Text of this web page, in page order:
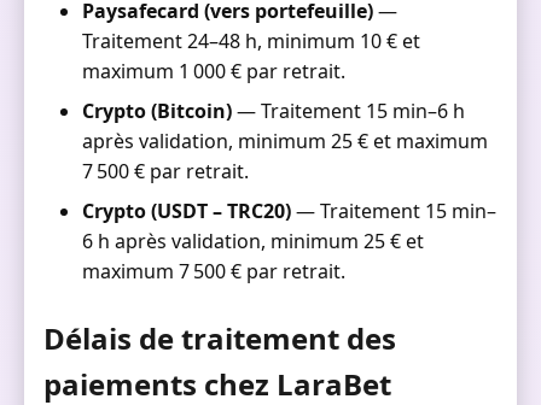
Paysafecard (vers portefeuille)—
Traitement 24–48 h, minimum 10 € et
maximum 1 000 € par retrait.
Crypto (Bitcoin)— Traitement 15 min–6 h
après validation, minimum 25 € et maximum
7 500 € par retrait.
Crypto (USDT – TRC20)— Traitement 15 min–
6 h après validation, minimum 25 € et
maximum 7 500 € par retrait.
Délais de traitement des
paiements chez LaraBet